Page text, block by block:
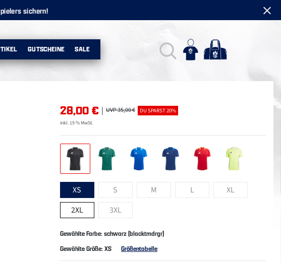
sichern!
GUTSCHEINE SALE
28,00 € | UVP 35,00 € DU SPARST 20%
inkl. 19 % MwSt.
XS S M L
XL
2XL
3XL
Gewählte Farbe: schwarz (blacktmdrgr)
Gewählte Größe:XS Größentabelle